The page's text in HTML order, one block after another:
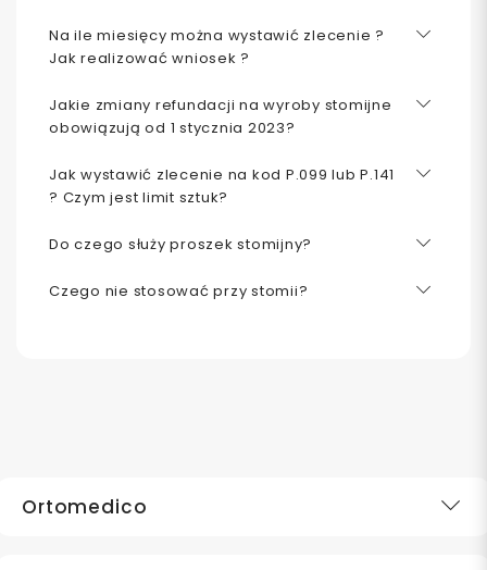
Na ile miesięcy można wystawić zlecenie ?
Jak realizować wniosek ?
Jakie zmiany refundacji na wyroby stomijne
obowiązują od 1 stycznia 2023?
Jak wystawić zlecenie na kod P.099 lub P.141
? Czym jest limit sztuk?
Do czego służy proszek stomijny?
Czego nie stosować przy stomii?
Ortomedico